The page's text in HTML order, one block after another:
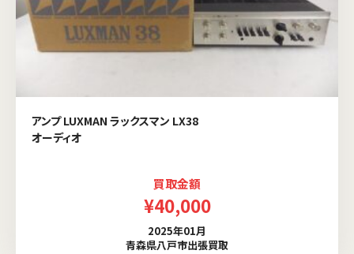
アンプ LUXMAN ラックスマン LX38
オーディオ
買取金額
¥40,000
2025年01月
青森県八戸市出張買取